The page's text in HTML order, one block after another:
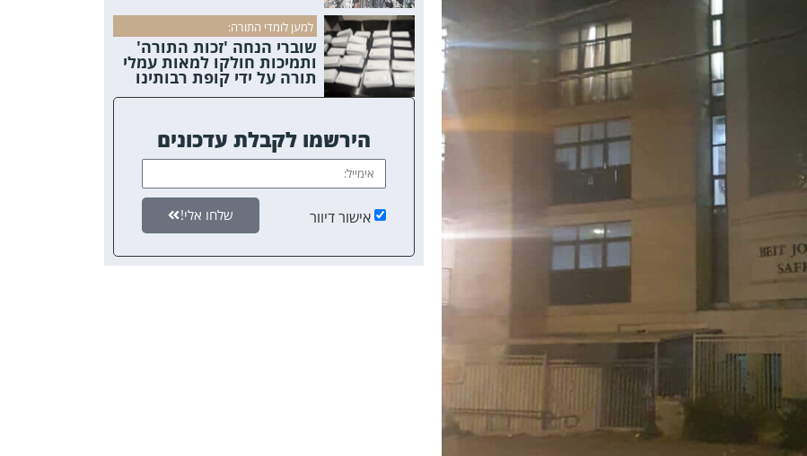
למען לומדי התורה:
שוברי הנחה 'זכות התורה'
ותמיכות חולקו למאות עמלי
תורה על ידי קופת רבותינו
הירשמו לקבלת עדכונים
אישור דיוור שלחו אלי!